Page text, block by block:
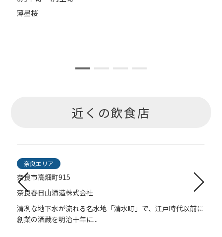
薄墨桜
近くの飲食店
奈良エリア
奈良市高畑町915
奈良春日山酒造株式会社
清冽な地下水が流れる名水地「清水町」で、江戸時代以前に
創業の酒蔵を明治十年に...